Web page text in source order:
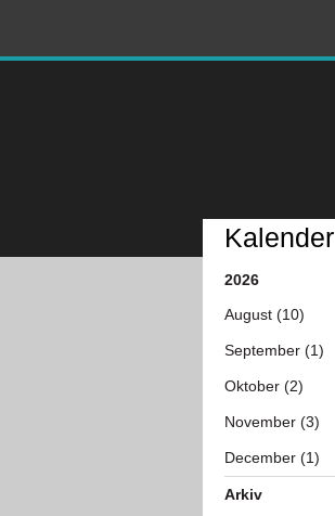
Kalender
2026
August (10)
September (1)
Oktober (2)
November (3)
December (1)
Arkiv